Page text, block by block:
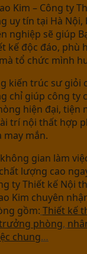
Kim – Công ty
uy tín tại Hà
nghiệp sẽ giúp
kế độc đáo, phù
tổ chức mình
kiến trúc sư giỏi
chỉ giúp công ty
hiện đại, tiện
trí nội thất hợp
may mắn.
gian làm
lượng cao
ty Thiết kế Nội
Kim chuyên
gồm: Thiết kế
phòng,
chung…